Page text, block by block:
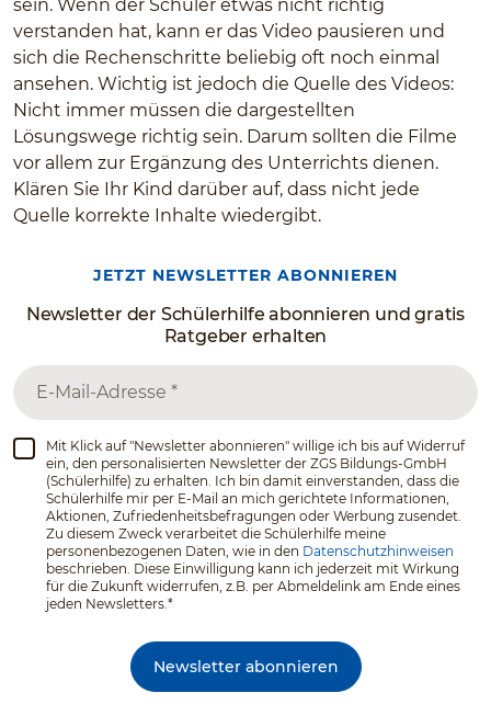
sein. Wenn der Schüler etwas nicht richtig
verstanden hat, kann er das Video pausieren und
sich die Rechenschritte beliebig oft noch einmal
ansehen. Wichtig ist jedoch die Quelle des Videos:
Nicht immer müssen die dargestellten
Lösungswege richtig sein. Darum sollten die Filme
vor allem zur Ergänzung des Unterrichts dienen.
Klären Sie Ihr Kind darüber auf, dass nicht jede
Quelle korrekte Inhalte wiedergibt.
JETZT NEWSLETTER ABONNIEREN
Newsletter der Schülerhilfe abonnieren und gratis
Ratgeber erhalten
Mit Klick auf "Newsletter abonnieren" willige ich bis auf Widerruf
ein, den personalisierten Newsletter der ZGS Bildungs-GmbH
(Schülerhilfe) zu erhalten. Ich bin damit einverstanden, dass die
Schülerhilfe mir per E-Mail an mich gerichtete Informationen,
Aktionen, Zufriedenheitsbefragungen oder Werbung zusendet.
Zu diesem Zweck verarbeitet die Schülerhilfe meine
personenbezogenen Daten, wie in den Datenschutzhinweisen
beschrieben. Diese Einwilligung kann ich jederzeit mit Wirkung
für die Zukunft widerrufen, z.B. per Abmeldelink am Ende eines
jeden Newsletters.*
Newsletter abonnieren